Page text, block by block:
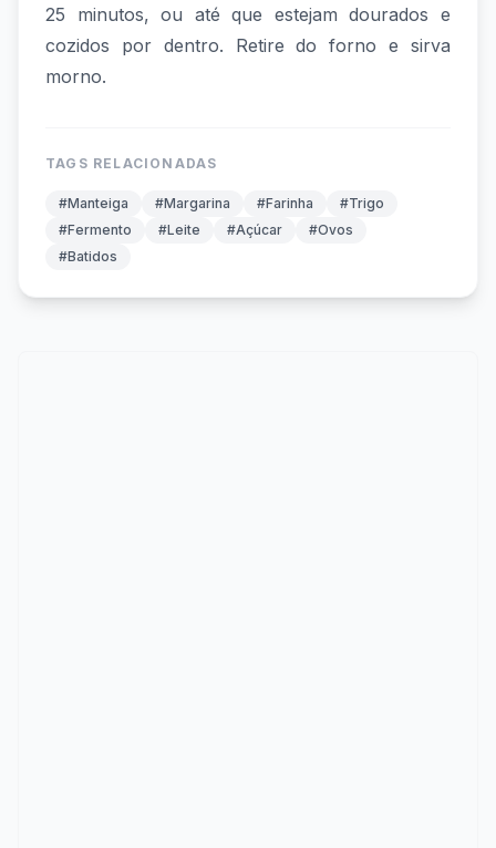
25 minutos, ou até que estejam dourados e
cozidos por dentro. Retire do forno e sirva
morno.
TAGS RELACIONADAS
#Manteiga #Margarina #Farinha
#Trigo
#Fermento
#Leite #Açúcar
#Ovos
#Batidos